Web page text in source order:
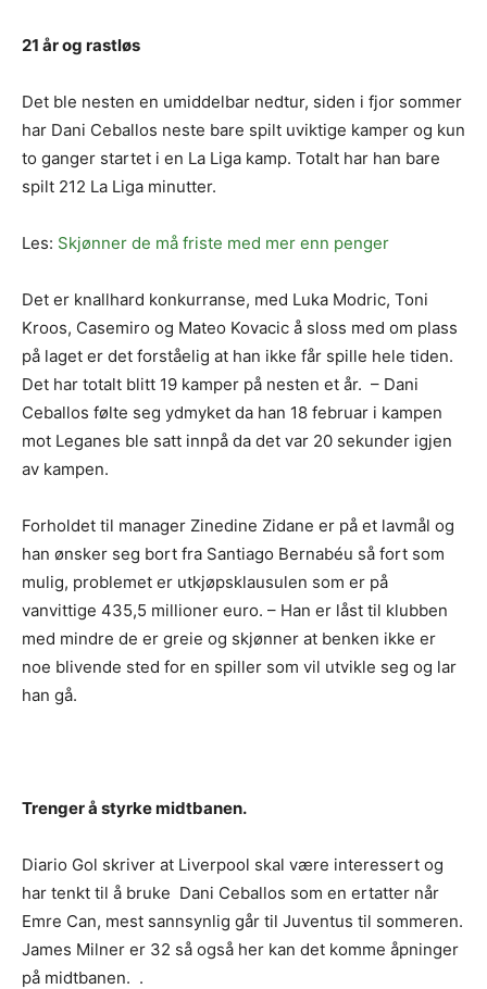
21 år og rastløs
Det ble nesten en umiddelbar nedtur, siden i fjor sommer
har Dani Ceballos neste bare spilt uviktige kamper og kun
to ganger startet i en La Liga kamp. Totalt har han bare
spilt 212 La Liga minutter.
Les: Skjønner de må friste med mer enn penger
Det er knallhard konkurranse, med Luka Modric, Toni
Kroos, Casemiro og Mateo Kovacic å sloss med om plass
på laget er det forståelig at han ikke får spille hele tiden.
Det har totalt blitt 19 kamper på nesten et år. – Dani
Ceballos følte seg ydmyket da han 18 februar i kampen
mot Leganes ble satt innpå da det var 20 sekunder igjen
av kampen.
Forholdet til manager Zinedine Zidane er på et lavmål og
han ønsker seg bort fra Santiago Bernabéu så fort som
mulig, problemet er utkjøpsklausulen som er på
vanvittige 435,5 millioner euro. – Han er låst til klubben
med mindre de er greie og skjønner at benken ikke er
noe blivende sted for en spiller som vil utvikle seg og lar
han gå.
Trenger å styrke midtbanen.
Diario Gol skriver at Liverpool skal være interessert og
har tenkt til å bruke Dani Ceballos som en ertatter når
Emre Can, mest sannsynlig går til Juventus til sommeren.
James Milner er 32 så også her kan det komme åpninger
på midtbanen. .